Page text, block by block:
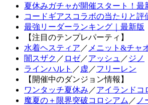
夏休みガチャが開催スタート！最
コードギアスコラボの当たりと評
最強リーダーランキング｜最新版
【注目のテンプレパーティ】
水着ヘスティア ／ メニット&チャ
闇スザク ／ ロゼ／アッシュ ／ ジノ
ラインハルト ／ 虚 ／フリーレン
【開催中のダンジョン情報】
ワンタッチ夏休み ／アイランドコ
魔夏の＋限界突破コロシアム ／ ノ